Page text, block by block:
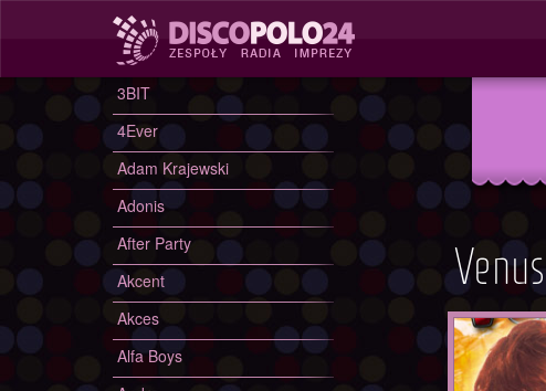
./tresc/zespol_informacje.php./include/site_tools/_site_template_2_COL.php
3BIT
4Ever
Adam Krajewski
Adonis
After Party
Akcent
Akces
Alfa Boys
Venus